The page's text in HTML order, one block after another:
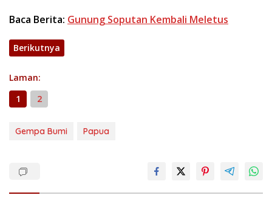
Baca Berita: Gunung Soputan Kembali Meletus
Berikutnya
Laman:
1
2
Gempa Bumi Papua